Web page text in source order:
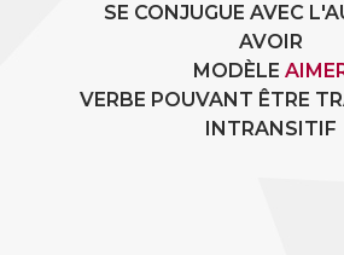
SE CONJUGUE AVEC
AVOIR
MODÈLE
VERBE POUVANT ÊTRE
INTRANSITIF